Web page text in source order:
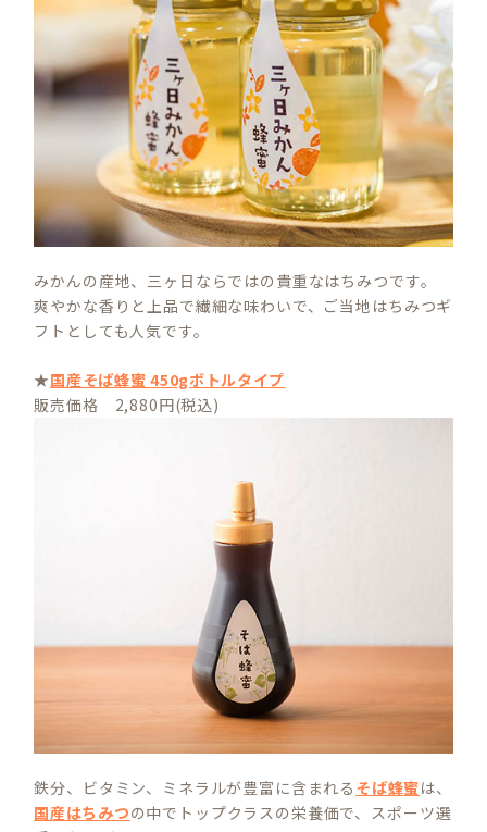
みかんの産地、三ヶ日ならではの貴重なはちみつです。
爽やかな香りと上品で繊細な味わいで、ご当地はちみつギ
フトとしても人気です。
★国産そば蜂蜜 450gボトルタイプ
販売価格 2,880円(税込)
鉄分、ビタミン、ミネラルが豊富に含まれる そば蜂蜜は、
国産はちみつの中でトップクラスの栄養価で、スポーツ選